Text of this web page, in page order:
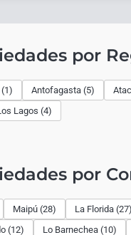
por
Antofagasta (5)
Lagos (4)
por
Maipú (28) La Florida (27)
(12) Lo Barnechea (10)